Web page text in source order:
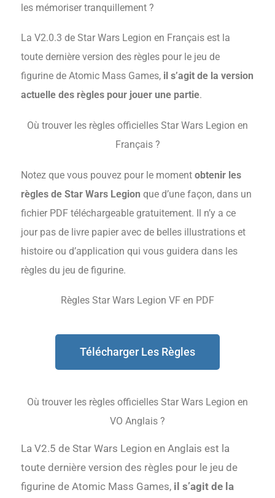
les mémoriser tranquillement ?
La V2.0.3 de Star Wars Legion en Français est la
toute dernière version des règles pour le jeu de
figurine de Atomic Mass Games, il s’agit de la version
actuelle des règles pour jouer une partie.
Où trouver les règles officielles Star Wars Legion en
Français ?
Notez que vous pouvez pour le moment obtenir les
règles de Star Wars Legion que d’une façon, dans un
fichier PDF téléchargeable gratuitement. Il n’y a ce
jour pas de livre papier avec de belles illustrations et
histoire ou d’application qui vous guidera dans les
règles du jeu de figurine.
Règles Star Wars Legion VF en PDF
Télécharger Les Règles
Où trouver les règles officielles Star Wars Legion en
VO Anglais ?
La V2.5 de Star Wars Legion en Anglais est la
toute dernière version des règles pour le jeu de
figurine de Atomic Mass Games, il s’agit de la